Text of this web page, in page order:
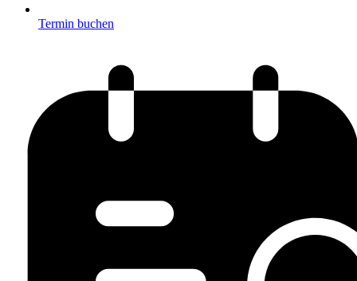
Termin buchen